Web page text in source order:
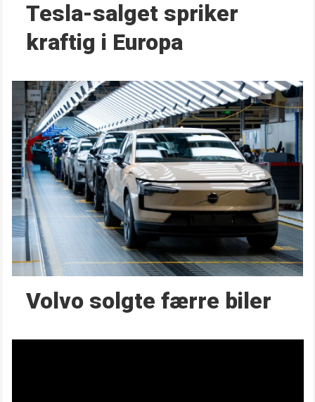
Tesla-salget spriker
kraftig i Europa
Volvo solgte færre biler